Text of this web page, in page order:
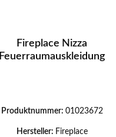
Fireplace Nizza
Feuerraumauskleidung
Produktnummer: 01023672
Hersteller: Fireplace